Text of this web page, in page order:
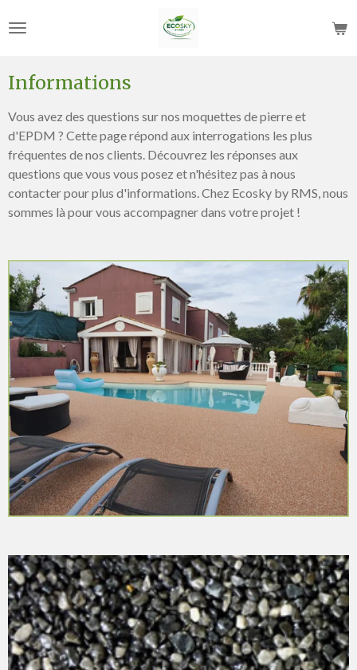
au
principal
Informations
Vous avez des questions sur nos moquettes de pierre et
d'EPDM ? Cette page répond aux interrogations les plus
fréquentes de nos clients. Découvrez les réponses aux
questions que vous vous posez et n'hésitez pas à nous
contacter pour plus d'informations. Chez Ecosky by RMS, nous
sommes là pour vous accompagner dans votre projet !